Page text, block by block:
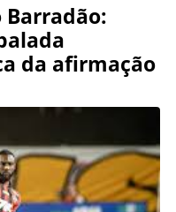
Barradão:
da afirmação